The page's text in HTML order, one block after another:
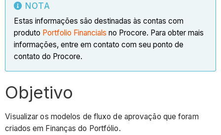
NOTA
Estas informações são destinadas às contas com
produto Portfolio Financials no Procore. Para obter mais
informações, entre em contato com seu ponto de
contato do Procore.
Objetivo
Visualizar os modelos de fluxo de aprovação que foram
criados em Finanças do Portfólio.